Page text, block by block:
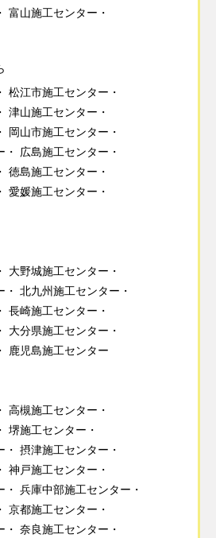
富山施工センター
松江市施工センター
津山施工センター
岡山市施工センター
広島施工センター
徳島施工センター
愛媛施工センター
大野城施工センター
北九州施工センター
長崎施工センター
大分県施工センター
鹿児島施工センター
高槻施工センター
堺施工センター
摂津施工センター
神戸施工センター
兵庫中部施工センター
京都施工センター
奈良施工センター